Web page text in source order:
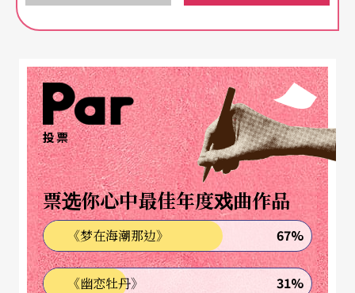
念」的程度让我都不太苟同，但也不得不佩服她如
不需用在舞蹈教学上，因为舞蹈班的学生学习动机
已很强，且多是喜爱舞蹈才会走进专业，也因各种
类型课程的长期训练，舞蹈能力的精进已是可以预
期，但如何可带出一批具有「高度」敏感特质的舞
者，则真的完全是靠她对生活教育的费心。举凡从
学生进老师办公室的礼貌、与人对话时的用字、上
课服装的要求、注重团体的纪律等，她无一不教，
且时时在教。
投票
票选你心中最佳年度戏曲作品
《梦在海潮那边》 67%
《幽恋牡丹》 31%